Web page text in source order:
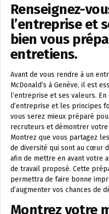
Renseignez-
l’entreprise et
bien vous
entretiens.
Avant de vous rendre à un
McDonald’s à Genève, il est
l’entreprise et ses valeurs.
d’entreprise et les principes
vous serez mieux préparé
recruteurs et démontrer
Montrez que vous partagez
de diversité qui sont au cœur
afin de mettre en avant votre
de travail proposé. Cette
permettra de faire bonne
d’augmenter vos chances de
Montrez votre